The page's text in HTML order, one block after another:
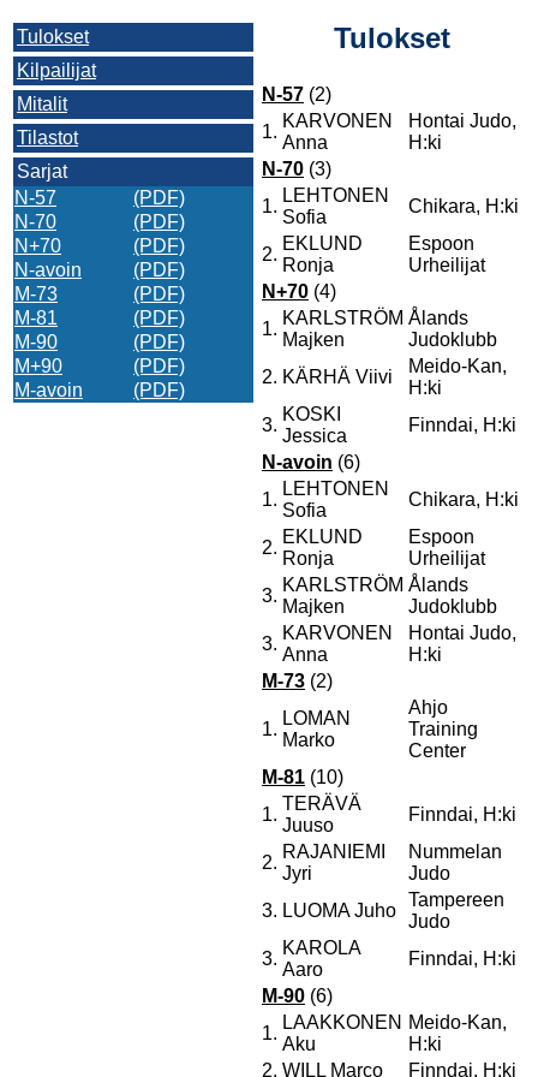
Tulokset
Kilpailijat
Mitalit
Tilastot
Sarjat
N-57
(PDF)
N-70
(PDF)
N+70
(PDF)
N-avoin
(PDF)
M-73
(PDF)
M-81
(PDF)
M-90
(PDF)
M+90
(PDF)
M-avoin
(PDF)
Tulokset
N-57 (2)
1.
KARVONEN
Anna
Hontai Judo,
H:ki
N-70 (3)
1.
LEHTONEN
Sofia
Chikara, H:ki
2.
EKLUND
Ronja
Espoon
Urheilijat
N+70 (4)
1.
KARLSTRÖM
Majken
Ålands
Judoklubb
2. KÄRHÄ Viivi
Meido-Kan,
H:ki
3.
KOSKI
Jessica
Finndai, H:ki
N-avoin (6)
1.
LEHTONEN
Sofia
Chikara, H:ki
2.
EKLUND
Ronja
Espoon
Urheilijat
3.
KARLSTRÖM
Majken
Ålands
Judoklubb
3.
KARVONEN
Anna
Hontai Judo,
H:ki
M-73 (2)
1.
LOMAN
Marko
Ahjo
Training
Center
M-81 (10)
1.
TERÄVÄ
Juuso
Finndai, H:ki
2.
RAJANIEMI
Jyri
Nummelan
Judo
3. LUOMA Juho
Tampereen
Judo
3.
KAROLA
Aaro
Finndai, H:ki
M-90 (6)
1.
LAAKKONEN
Aku
Meido-Kan,
H:ki
2. WILL Marco Finndai, H:ki